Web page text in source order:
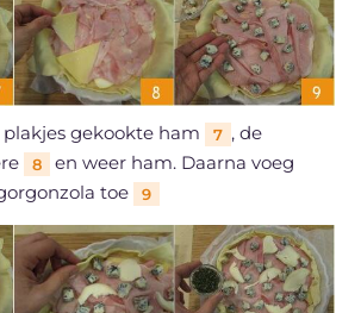
gekookte ham 7 , de
8
en weer ham. Daarna voeg
toe
9